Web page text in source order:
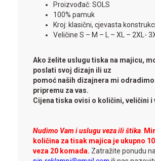
Proizvođač: SOLS
100% pamuk
Kroj: klasični, cjevasta
Veličine S – M – L – XL – 2XL-
Ako želite uslugu tiska na majicu,
poslati svoj dizajn ili uz
pomoć naših dizajnera mi
pripremu za vas.
Cijena tiska ovisi o količini, veličini i
Nudimo Vam i uslugu veza ili štika.
količina za tisak majica je ukupno
veza 20 komada. Zatražite ponudu